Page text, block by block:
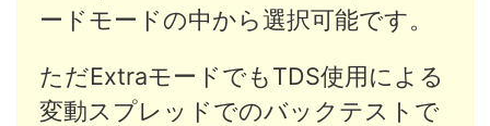
ードモードの中から選択可能です。
ただExtraモードでもTDS使用による
変動スプレッドでのバックテストで